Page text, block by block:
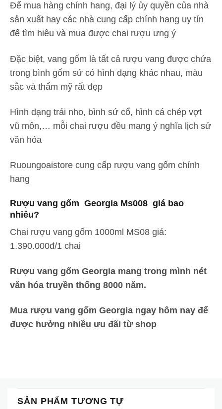
Để mua hàng chính hang, đại lý ủy quyền của nhà
sản xuất hay các nhà cung cấp chính hang uy tín
để tìm hiêu và mua được chai rượu ưng ý
Đặc biệt, vang gốm là tất cả rượu vang được chứa
trong bình gốm sứ có hình dạng khác nhau, màu
sắc và thẩm mỹ rất đẹp
Hình dạng trái nho, bình sứ cổ, hình cá chép vợt
vũ môn,… mỗi chai rượu đều mang ý nghĩa lịch sử
văn hóa
Ruoungoaistore cung cấp rượu vang gốm chính
hang
Rượu vang gốm Georgia Ms008 giá bao
nhiêu?
Chai rượu vang gốm 1000ml MS08 giá:
1.390.000đ/1 chai
Rượu vang gốm Georgia mang trong mình nét
văn hóa truyền thống 8000 năm.
Mua rượu vang gốm Georgia ngay hôm nay để
được hưởng nhiều ưu đãi từ shop
SẢN PHẨM TƯƠNG TỰ